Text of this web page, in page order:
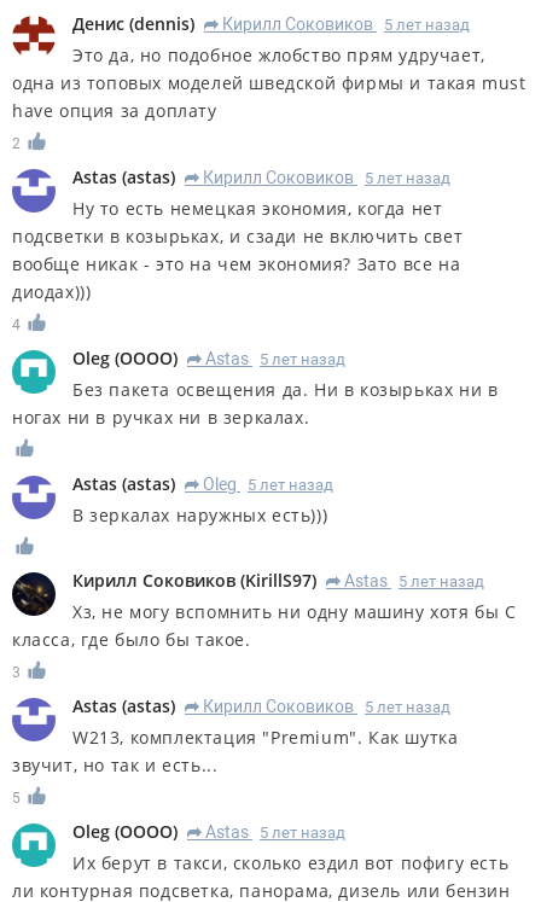
Денис (dennis) R Кирилл Соковиков 5 лет назад
Это да, но подобное жлобство прям удручает,
одна из топовых моделей шведской фирмы и такая must
have опция за доплату
2
Astas (astas) R Кирилл Соковиков 5 лет назад
Ну то есть немецкая экономия, когда нет
подсветки в козырьках, и сзади не включить свет
вообще никак - это на чем экономия? Зато все на
диодах)))
4
Oleg (OOOO) R Astas 5 лет назад
Без пакета освещения да. Ни в козырьках ни в
ногах ни в ручках ни в зеркалах.
Astas (astas) R Oleg 5 лет назад
В зеркалах наружных есть)))
Кирилл Соковиков (KirillS97) R Astas 5 лет назад
Хз, не могу вспомнить ни одну машину хотя бы С
класса, где было бы такое.
3
Astas (astas) R Кирилл Соковиков 5 лет назад
W213, комплектация "Premium". Как шутка
звучит, но так и есть...
5
Oleg (OOOO) R Astas 5 лет назад
Их берут в такси, сколько ездил вот пофигу есть
ли контурная подсветка, панорама, дизель или бензин